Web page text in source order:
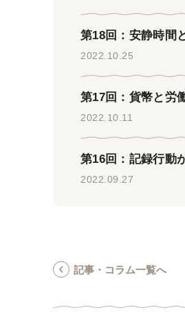
第18回：安静時間
2022.10.25
第17回：貨幣と労
2022.10.11
第16回：記録行動
2022.09.27
記事・コラム一覧へ